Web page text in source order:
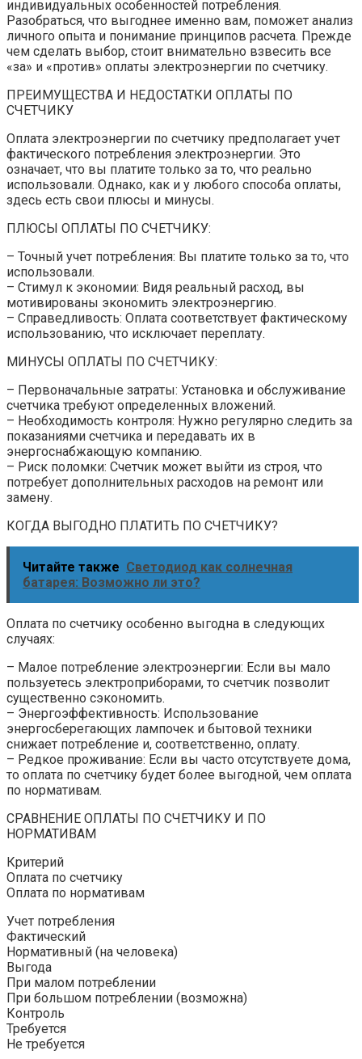
индивидуальных особенностей потребления.
Разобраться, что выгоднее именно вам, поможет анализ
личного опыта и понимание принципов расчета. Прежде
чем сделать выбор, стоит внимательно взвесить все
«за» и «против» оплаты электроэнергии по счетчику.
ПРЕИМУЩЕСТВА И НЕДОСТАТКИ ОПЛАТЫ ПО
СЧЕТЧИКУ
Оплата электроэнергии по счетчику предполагает учет
фактического потребления электроэнергии. Это
означает, что вы платите только за то, что реально
использовали. Однако, как и у любого способа оплаты,
здесь есть свои плюсы и минусы.
ПЛЮСЫ ОПЛАТЫ ПО СЧЕТЧИКУ:
– Точный учет потребления: Вы платите только за то, что
использовали.
– Стимул к экономии: Видя реальный расход, вы
мотивированы экономить электроэнергию.
– Справедливость: Оплата соответствует фактическому
использованию, что исключает переплату.
МИНУСЫ ОПЛАТЫ ПО СЧЕТЧИКУ:
– Первоначальные затраты: Установка и обслуживание
счетчика требуют определенных вложений.
– Необходимость контроля: Нужно регулярно следить за
показаниями счетчика и передавать их в
энергоснабжающую компанию.
– Риск поломки: Счетчик может выйти из строя, что
потребует дополнительных расходов на ремонт или
замену.
КОГДА ВЫГОДНО ПЛАТИТЬ ПО СЧЕТЧИКУ?
Читайте также Светодиод как солнечная
батарея: Возможно ли это?
Оплата по счетчику особенно выгодна в следующих
случаях:
– Малое потребление электроэнергии: Если вы мало
пользуетесь электроприборами, то счетчик позволит
существенно сэкономить.
– Энергоэффективность: Использование
энергосберегающих лампочек и бытовой техники
снижает потребление и, соответственно, оплату.
– Редкое проживание: Если вы часто отсутствуете дома,
то оплата по счетчику будет более выгодной, чем оплата
по нормативам.
СРАВНЕНИЕ ОПЛАТЫ ПО СЧЕТЧИКУ И ПО
НОРМАТИВАМ
Критерий
Оплата по счетчику
Оплата по нормативам
Учет потребления
Фактический
Нормативный (на человека)
Выгода
При малом потреблении
При большом потреблении (возможна)
Контроль
Требуется
Не требуется